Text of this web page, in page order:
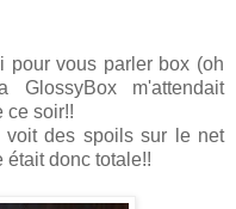
pour vous parler box (oh
GlossyBox m'attendait
ce soir!!
des spoils sur le net
était donc totale!!